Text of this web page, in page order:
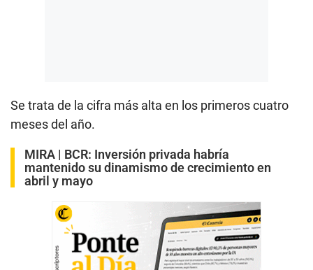
Se trata de la cifra más alta en los primeros cuatro
meses del año.
MIRA | BCR: Inversión privada habría
mantenido su dinamismo de crecimiento en
abril y mayo